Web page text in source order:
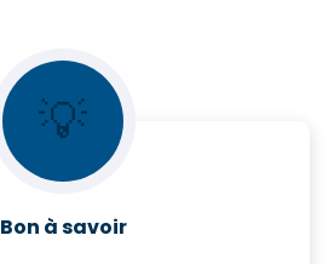
💡
Bon à savoir